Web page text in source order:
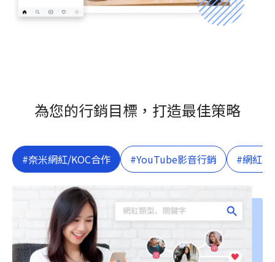
為您的行銷目標，打造最佳策略
#奈米網紅/KOC合作 #YouTube影音行銷 #網紅直